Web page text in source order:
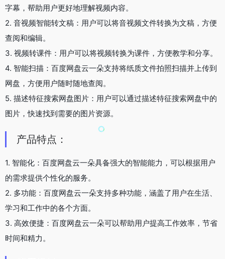
字幕，帮助用户更好地理解视频内容。
2. 音视频智能转文稿：用户可以将音视频文件转换为文稿，方便
查阅和编辑。
3. 视频转课件：用户可以将视频转换为课件，方便教学和分享。
4. 智能扫描：百度网盘云一朵支持将纸质文件拍照扫描并上传到
网盘，方便用户随时随地查阅。
5. 描述特征搜索网盘图片：用户可以通过描述特征搜索网盘中的
图片，快速找到需要的图片资源。
产品特点：
1. 智能化：百度网盘云一朵具备强大的智能能力，可以根据用户
的需求提供个性化的服务。
2. 多功能：百度网盘云一朵支持多种功能，涵盖了用户在生活、
学习和工作中的各个方面。
3. 高效便捷：百度网盘云一朵可以帮助用户提高工作效率，节省
时间和精力。